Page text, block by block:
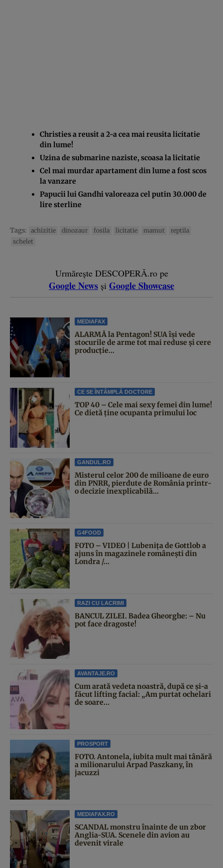
Christies a reusit a 2-a cea mai reusita licitatie
din lume!
Uzina de submarine naziste, scoasa la licitatie
Cel mai murdar apartament din lume a fost scos
la vanzare
Papucii lui Gandhi valoreaza cel putin 30.000 de
lire sterline
Tags: achizitie dinozaur fosila licitatie mamut
reptila
schelet
Urmărește DESCOPERĂ.ro pe
Google News și Google Showcase
MEDIAFAX
ALARMĂ la Pentagon! SUA își vede
stocurile de arme tot mai reduse și cere
producție...
CE SE ÎNTÂMPLĂ DOCTORE
TOP 40 – Cele mai sexy femei din lume!
Ce dietă ține ocupanta primului loc
GANDUL.RO
Misterul celor 200 de milioane de euro
din PNRR, pierdute de România printr-
o decizie inexplicabilă...
G4FOOD
FOTO – VIDEO | Lubenița de Gottlob a
ajuns în magazinele românești din
Londra /...
RAZI CU LACRIMI
BANCUL ZILEI. Badea Gheorghe: – Nu
pot face dragoste!
AVANTAJE.RO
Cum arată vedeta noastră, după ce și-a
făcut lifting facial: „Am purtat ochelari
de soare...
PROSPORT
FOTO. Antonela, iubita mult mai tânără
a milionarului Arpad Paszkany, în
jacuzzi
MEDIAFAX.RO
SCANDAL monstru înainte de un zbor
Anglia-SUA. Scenele din avion au
devenit virale